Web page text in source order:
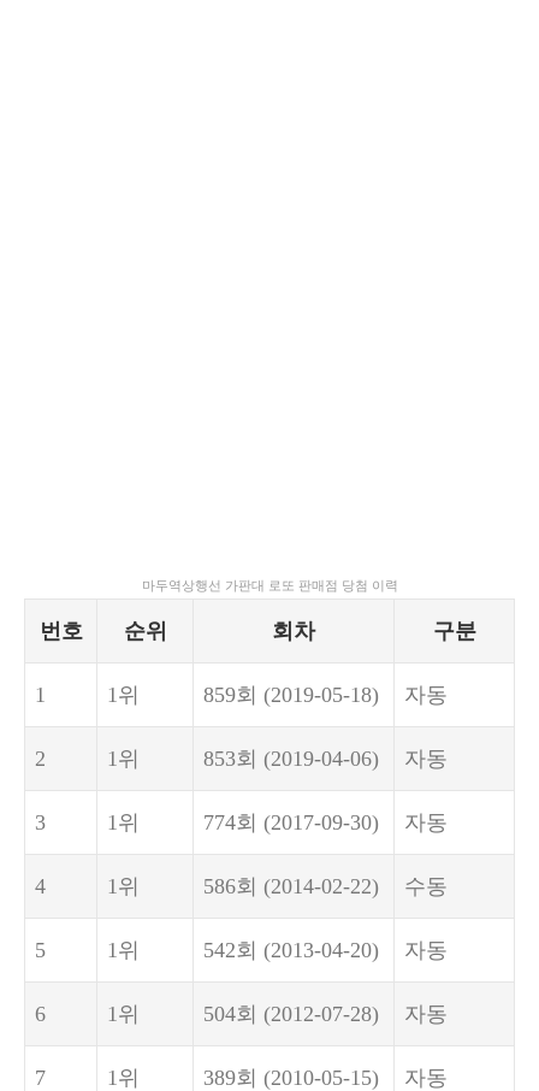
마두역상행선 가판대 로또 판매점 당첨 이력
번호 순위 회차 구분
1 1위 859회 (2019-05-18) 자동
2 1위 853회 (2019-04-06) 자동
3 1위 774회 (2017-09-30) 자동
4 1위 586회 (2014-02-22) 수동
5 1위 542회 (2013-04-20) 자동
6 1위 504회 (2012-07-28) 자동
7 1위 389회 (2010-05-15) 자동